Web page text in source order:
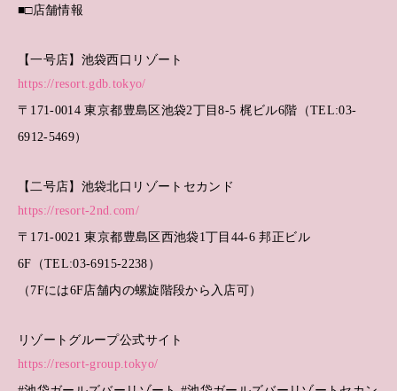
■□店舗情報
【一号店】池袋西口リゾート
https://resort.gdb.tokyo/
〒171-0014 東京都豊島区池袋2丁目8-5 梶ビル6階（TEL:03-
6912-5469）
【二号店】池袋北口リゾートセカンド
https://resort-2nd.com/
〒171-0021 東京都豊島区西池袋1丁目44-6 邦正ビル
6F（TEL:03-6915-2238）
（7Fには6F店舗内の螺旋階段から入店可）
リゾートグループ公式サイト
https://resort-group.tokyo/